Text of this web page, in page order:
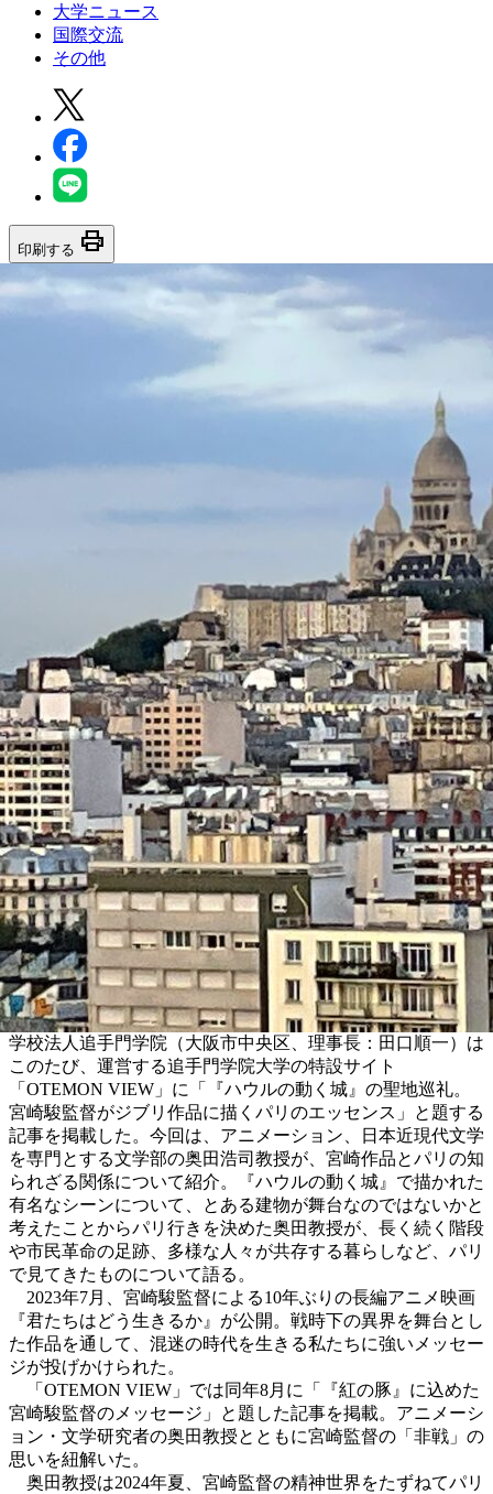
大学ニュース
国際交流
その他
印刷する print
学校法人追手門学院（大阪市中央区、理事長：田口順一）は
このたび、運営する追手門学院大学の特設サイト
「OTEMON VIEW」に「『ハウルの動く城』の聖地巡礼。
宮崎駿監督がジブリ作品に描くパリのエッセンス」と題する
記事を掲載した。今回は、アニメーション、日本近現代文学
を専門とする文学部の奥田浩司教授が、宮崎作品とパリの知
られざる関係について紹介。『ハウルの動く城』で描かれた
有名なシーンについて、とある建物が舞台なのではないかと
考えたことからパリ行きを決めた奥田教授が、長く続く階段
や市民革命の足跡、多様な人々が共存する暮らしなど、パリ
で見てきたものについて語る。
2023年7月、宮崎駿監督による10年ぶりの長編アニメ映画
『君たちはどう生きるか』が公開。戦時下の異界を舞台とし
た作品を通して、混迷の時代を生きる私たちに強いメッセー
ジが投げかけられた。
「OTEMON VIEW」では同年8月に「『紅の豚』に込めた
宮崎駿監督のメッセージ」と題した記事を掲載。アニメーシ
ョン・文学研究者の奥田教授とともに宮崎監督の「非戦」の
思いを紐解いた。
奥田教授は2024年夏、宮崎監督の精神世界をたずねてパリ